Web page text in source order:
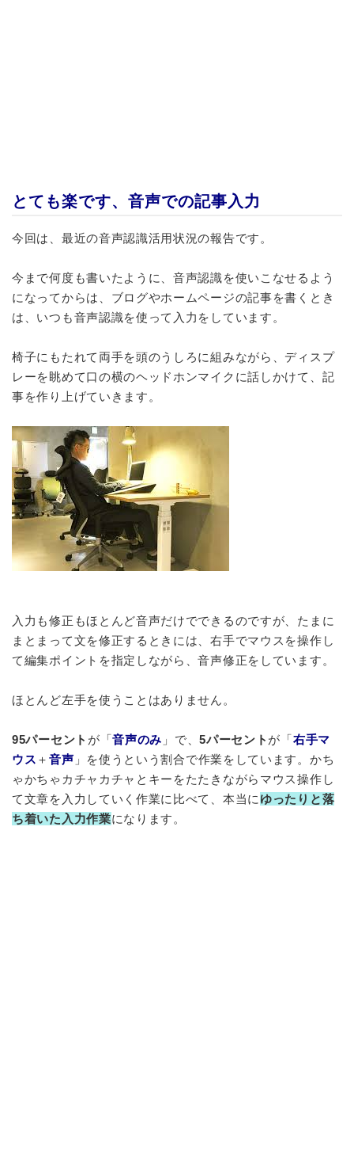
とても楽です、音声での記事入力
今回は、最近の音声認識活用状況の報告です。
今まで何度も書いたように、音声認識を使いこなせるよう
になってからは、ブログやホームページの記事を書くとき
は、いつも音声認識を使って入力をしています。
椅子にもたれて両手を頭のうしろに組みながら、ディスプ
レーを眺めて口の横のヘッドホンマイクに話しかけて、記
事を作り上げていきます。
入力も修正もほとんど音声だけでできるのですが、たまに
まとまって文を修正するときには、右手でマウスを操作し
て編集ポイントを指定しながら、音声修正をしています。
ほとんど左手を使うことはありません。
95パーセント が「音声のみ 」で、5パーセント が「右手マ
ウス ＋音声 」を使うという割合で作業をしています。かち
ゃかちゃカチャカチャとキーをたたきながらマウス操作し
て文章を入力していく作業に比べて、本当に ゆったりと落
ち着いた入力作業になります。